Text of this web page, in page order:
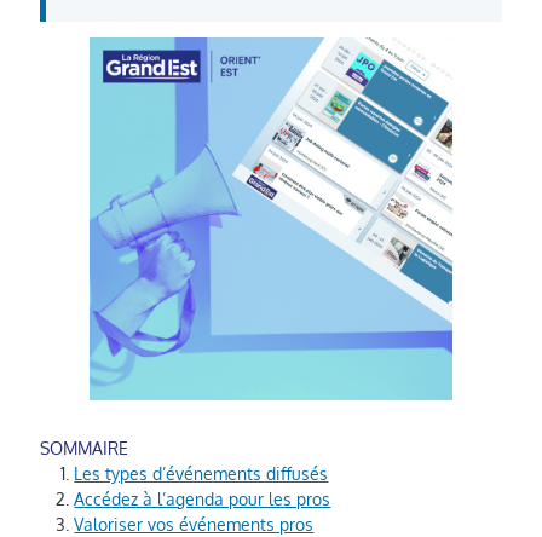
Les types d’événements diffusés
Accédez à l’agenda pour les pros
Valoriser vos événements pros